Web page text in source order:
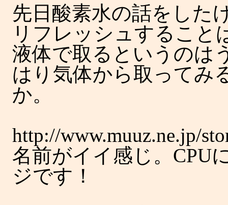
先日酸素水の話をした
リフレッシュすること
液体で取るというのは
はり気体から取ってみ
か。
http://www.muuz.ne.jp/
名前がイイ感じ。CPU
ジです！